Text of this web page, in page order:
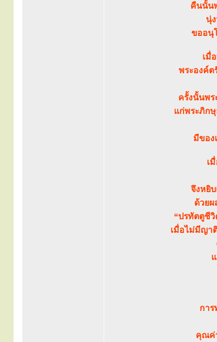
คืนนั้น
นุ่
ขออนุ
เมื่
พระองค์ต
ครั้งนั้นพร
แก่พระภิก
มีของ
เ
จึงหยิ
ด้วยผ
“ปรทัตตูชี
เมื่อไม่มีญา
กา
คุณค่